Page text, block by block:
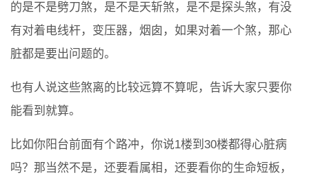
的是不是劈刀煞，是不是天斩煞，是不是探头煞，有没
有对着电线杆，变压器，烟囱，如果对着一个煞，那心
脏都是要出问题的。
也有人说这些煞离的比较远算不算呢，告诉大家只要你
能看到就算。
比如你阳台前面有个路冲，你说1楼到30楼都得心脏病
吗？那当然不是，还要看属相，还要看你的生命短板，